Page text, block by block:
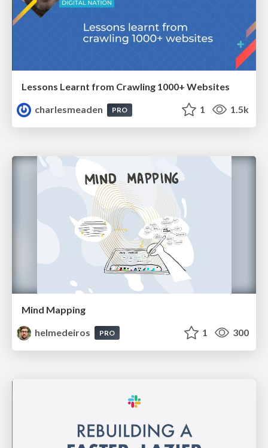
Lessons Learnt from Crawling 1000+ Websites
charlesmeaden
PRO 1 1.5k
Mind Mapping
helmedeiros
PRO 1 300